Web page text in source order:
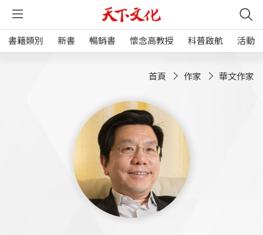
書籍類別 新書 暢銷書 懷念高教授 科普啟航 活動
首頁 作家 華文作家